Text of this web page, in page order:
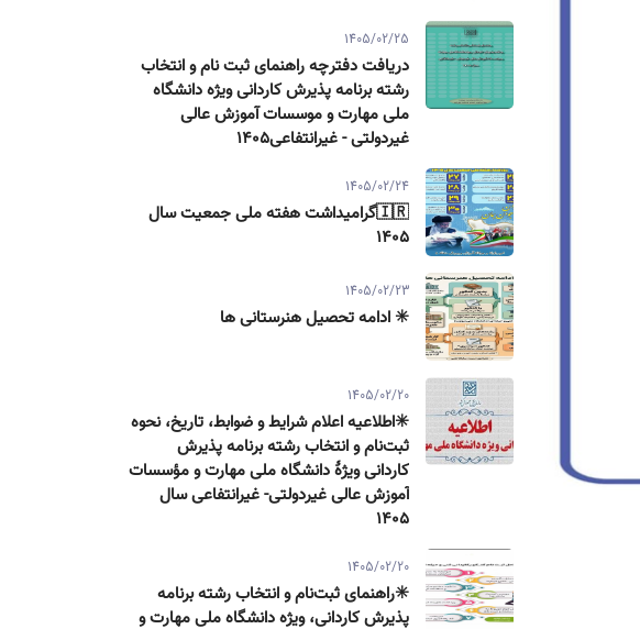
1405/02/25
دریافت دفترچه راهنمای ثبت نام و انتخاب
رشته برنامه پذیرش کاردانی ویژه دانشگاه
ملی مهارت و موسسات آموزش عالی
غیردولتی - غیرانتفاعی1405
1405/02/24
🇮🇷گرامیداشت هفته ملی جمعیت سال
۱۴۰۵
1405/02/23
✳️ ادامه تحصیل هنرستانی ها
1405/02/20
✳️اطلاعیه اعلام شرایط و ضوابط، تاریخ، نحوه
ثبت‌نام و انتخاب رشته برنامه پذیرش
كاردانی ویژۀ دانشگاه ملی مهارت و مؤسسات
آموزش عالی غیردولتی- غیرانتفاعی سال
۱۴۰۵
1405/02/20
✳️راهنمای ثبت‌نام و انتخاب رشته برنامه
پذیرش كاردانی، ویژه دانشگاه ملی مهارت و